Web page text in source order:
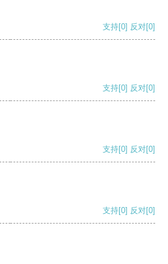
支持[0] 反对[0]
支持[0] 反对[0]
支持[0] 反对[0]
支持[0] 反对[0]